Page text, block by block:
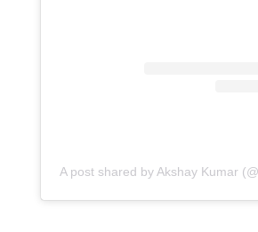
A post shared by Akshay Kumar